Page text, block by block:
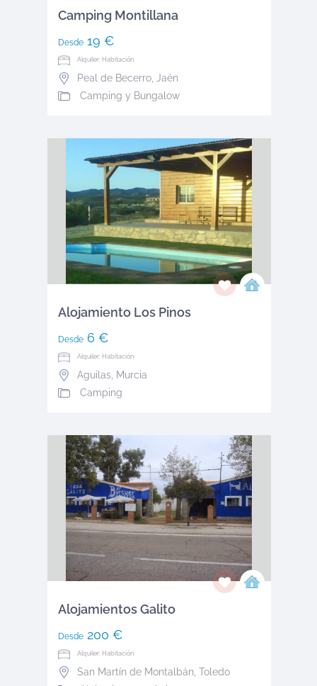
Camping Montillana
Desde19 €
Alquiler: Habitación
Peal de Becerro,
Jaén
Camping y Bungalow
Alojamiento Los Pinos
Desde6 €
Alquiler: Habitación
Aguilas, Murcia
Camping
Alojamientos Galito
Desde200 €
Alquiler: Habitación
San Martín de Montalbán Toledo